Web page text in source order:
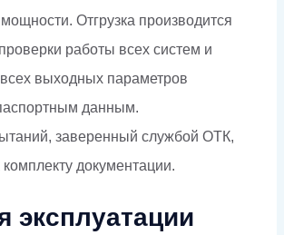
Отгрузка производится
работы всех систем и
всех выходных параметров
данным.
заверенный службой ОТК,
комплекту документации.
эксплуатации